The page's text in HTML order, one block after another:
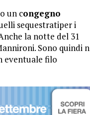
un congegno
sequestratiper i
la notte del 31
Sono quindi n
eventuale filo